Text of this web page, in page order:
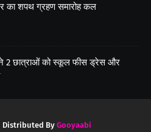
का शपथ ग्रहण समारोह कल
2 छात्राओं को स्कूल फीस ड्रेस और
By Gooyaabi